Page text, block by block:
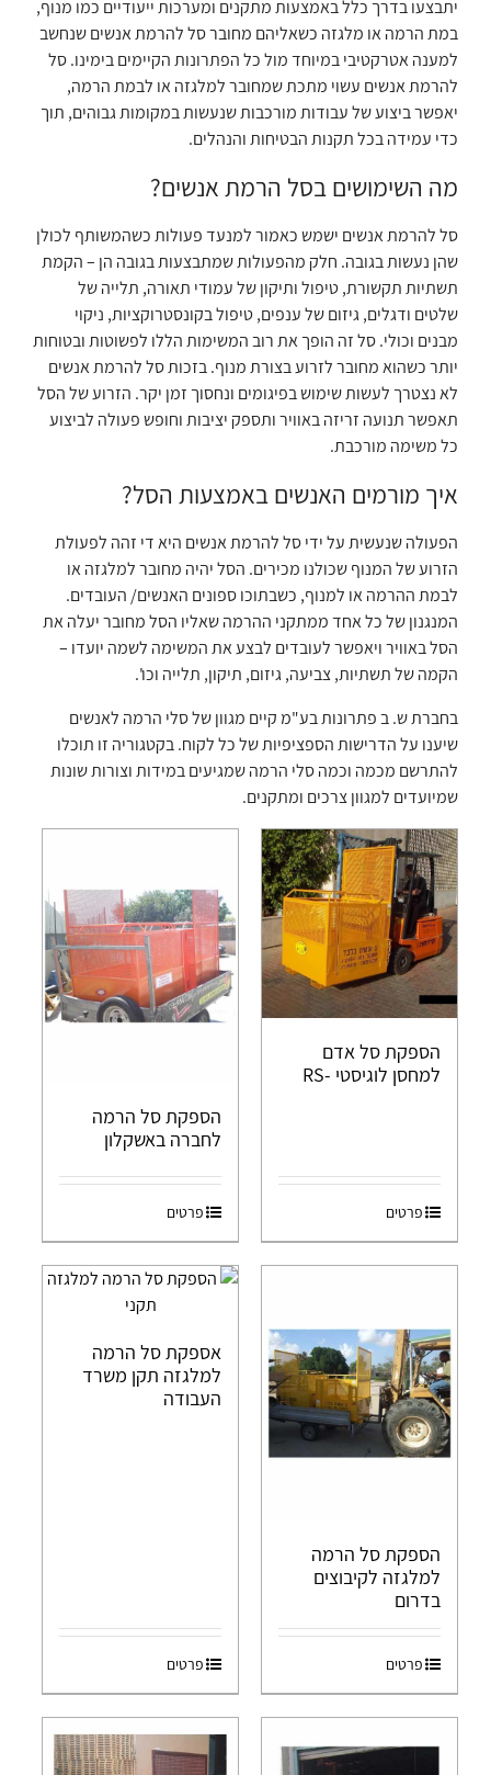
יתבצעו בדרך כלל באמצעות מתקנים ומערכות ייעודיים כמו מנוף,
במת הרמה או מלגזה כשאליהם מחובר סל להרמת אנשים שנחשב
למענה אטרקטיבי במיוחד מול כל הפתרונות הקיימים בימינו. סל
להרמת אנשים עשוי מתכת שמחובר למלגזה או לבמת הרמה,
יאפשר ביצוע של עבודות מורכבות שנעשות במקומות גבוהים, תוך
כדי עמידה בכל תקנות הבטיחות והנהלים.
מה השימושים בסל הרמת אנשים?
סל להרמת אנשים ישמש כאמור למנעד פעולות כשהמשותף לכולן
שהן נעשות בגובה. חלק מהפעולות שמתבצעות בגובה הן – הקמת
תשתיות תקשורת, טיפול ותיקון של עמודי תאורה, תלייה של
שלטים ודגלים, גיזום של ענפים, טיפול בקונסטרוקציות, ניקוי
מבנים וכולי. סל זה הופך את רוב המשימות הללו לפשוטות ובטוחות
יותר כשהוא מחובר לזרוע בצורת מנוף. בזכות סל להרמת אנשים
לא נצטרך לעשות שימוש בפיגומים ונחסוך זמן יקר. הזרוע של הסל
תאפשר תנועה זריזה באוויר ותספק יציבות וחופש פעולה לביצוע
כל משימה מורכבת.
איך מורמים האנשים באמצעות הסל?
הפעולה שנעשית על ידי סל להרמת אנשים היא די זהה לפעולת
הזרוע של המנוף שכולנו מכירים. הסל יהיה מחובר למלגזה או
לבמת ההרמה או למנוף, כשבתוכו ספונים האנשים/ העובדים.
המנגנון של כל אחד ממתקני ההרמה שאליו הסל מחובר יעלה את
הסל באוויר ויאפשר לעובדים לבצע את המשימה לשמה יועדו –
הקמה של תשתיות, צביעה, גיזום, תיקון, תלייה וכו'.
בחברת ש. ב פתרונות בע"מ קיים מגוון של סלי הרמה לאנשים
שיענו על הדרישות הספציפיות של כל לקוח. בקטגוריה זו תוכלו
להתרשם מכמה וכמה סלי הרמה שמגיעים במידות וצורות שונות
שמיועדים למגוון צרכים ומתקנים.
הספקת סל אדם
למחסן לוגיסטי -RS
פרטים
הספקת סל הרמה
לחברה באשקלון
פרטים
הספקת סל הרמה
למלגזה לקיבוצים
בדרום
פרטים
אספקת סל הרמה
למלגזה תקן משרד
העבודה
פרטים